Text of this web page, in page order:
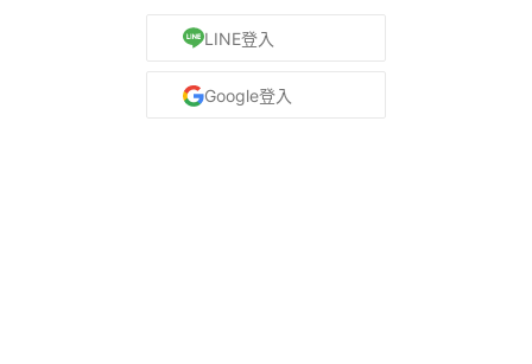
LINE登入
Google登入